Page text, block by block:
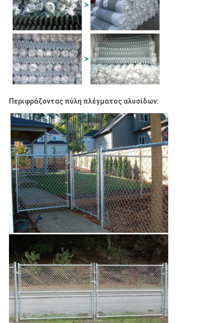
Περιφράζοντας πύλη πλέγματος αλυσίδων: